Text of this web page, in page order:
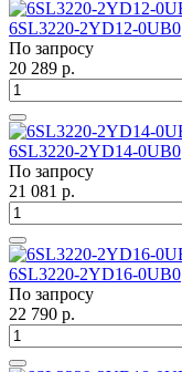
6SL3220-2YD12-0UB0
По запросу
20 289 р.
6SL3220-2YD14-0UB0
По запросу
21 081 р.
6SL3220-2YD16-0UB0
По запросу
22 790 р.